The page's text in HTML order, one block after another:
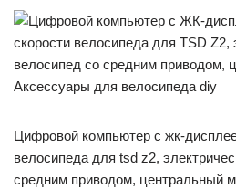
Цифровой компьютер с жк-
велосипеда для tsd z2,
средним приводом, центральный